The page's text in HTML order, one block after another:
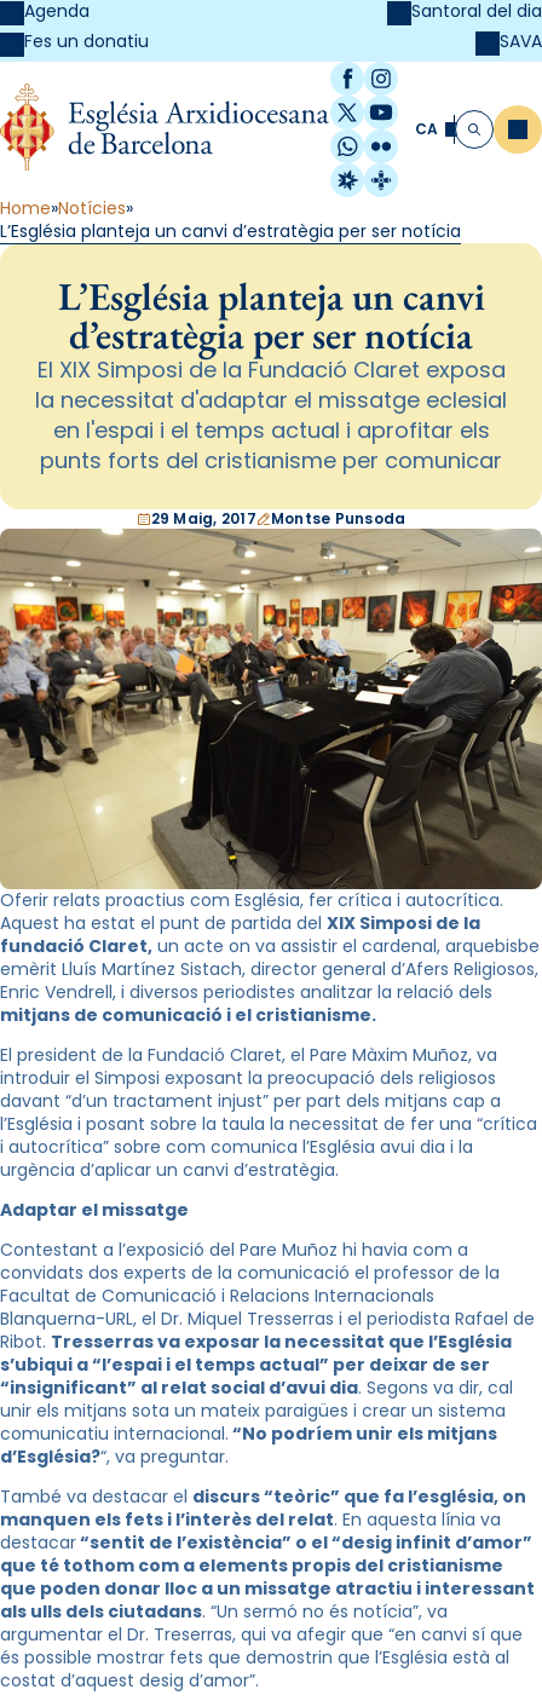
Agenda
Fes un donatiu
Santoral del dia
SAVA
Facebook
Instagram
X / Twitter
YouTube
WhatsApp
Flickr
Radio Estel
Catalunya
CA Cerca
Home Notícies
L’Església planteja un canvi d’estratègia per ser notícia
L’Església planteja un canvi
d’estratègia per ser notícia
El XIX Simposi de la Fundació Claret exposa
la necessitat d'adaptar el missatge eclesial
en l'espai i el temps actual i aprofitar els
punts forts del cristianisme per comunicar
29 Maig, 2017 Montse Punsoda
Oferir relats proactius com Església, fer crítica i autocrítica.
Aquest ha estat el punt de partida del XIX Simposi de la
fundació Claret, un acte on va assistir el cardenal, arquebisbe
emèrit Lluís Martínez Sistach, director general d’Afers Religiosos,
Enric Vendrell, i diversos periodistes analitzar la relació dels
mitjans de comunicació i el cristianisme.
El president de la Fundació Claret, el Pare Màxim Muñoz, va
introduir el Simposi exposant la preocupació dels religiosos
davant “d’un tractament injust” per part dels mitjans cap a
l’Església i posant sobre la taula la necessitat de fer una “crítica
i autocrítica” sobre com comunica l’Església avui dia i la
urgència d’aplicar un canvi d’estratègia.
Adaptar el missatge
Contestant a l’exposició del Pare Muñoz hi havia com a
convidats dos experts de la comunicació el professor de la
Facultat de Comunicació i Relacions Internacionals
Blanquerna-URL, el Dr. Miquel Tresserras i el periodista Rafael de
Ribot. Tresserras va exposar la necessitat que l’Església
s’ubiqui a “l’espai i el temps actual” per deixar de ser
“insignificant” al relat social d’avui dia. Segons va dir, cal
unir els mitjans sota un mateix paraigües i crear un sistema
comunicatiu internacional. “No podríem unir els mitjans
d’Església?“, va preguntar.
També va destacar el discurs “teòric” que fa l’església, on
manquen els fets i l’interès del relat. En aquesta línia va
destacar“sentit de l’existència” o el “desig infinit d’amor”
que té tothom com a elements propis del cristianisme
que poden donar lloc a un missatge atractiu i interessant
als ulls dels ciutadans. “Un sermó no és notícia”, va
argumentar el Dr. Treserras, qui va afegir que “en canvi sí que
és possible mostrar fets que demostrin que l’Església està al
costat d’aquest desig d’amor”.